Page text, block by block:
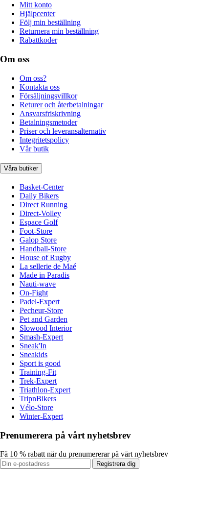
Mitt konto
Hjälpcenter
Följ min beställning
Returnera min beställning
Rabattkoder
Om oss
Om oss?
Kontakta oss
Försäljningsvillkor
Returer och återbetalningar
Ansvarsfriskrivning
Betalningsmetoder
Priser och leveransalternativ
Integritetspolicy
Vår butik
Våra butiker
Basket-Center
Daily Bikers
Direct Running
Direct-Volley
Espace Golf
Foot-Store
Galop Store
Handball-Store
House of Rugby
La sellerie de Maé
Made in Paradis
Nauti-wave
On-Fight
Padel-Expert
Pecheur-Store
Pet and Garden
Slowood Interior
Smash-Expert
Sneak'In
Sneakids
Sport is good
Training-Fit
Trek-Expert
Triathlon-Expert
TripnBikers
Vélo-Store
Winter-Expert
Prenumerera på vårt nyhetsbrev
Få 10 % rabatt när du prenumererar på vårt nyhetsbrev
Registrera dig